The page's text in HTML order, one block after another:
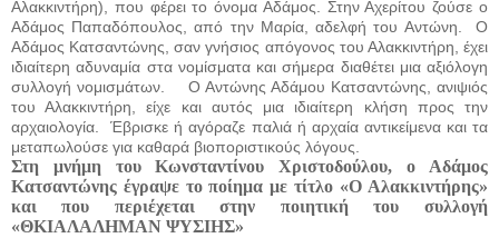
Αλακκιντήρη), που φέρει το όνομα Αδάμος. Στην Αχερίτου ζούσε ο
Αδάμος Παπαδόπουλος, από την Μαρία, αδελφή του Αντώνη.
Ο
Αδάμος Κατσαντώνης, σαν γνήσιος απόγονος του Αλακκιντήρη, έχει
ιδιαίτερη αδυναμία στα νομίσματα και σήμερα διαθέτει μια αξιόλογη
συλλογή νομισμάτων.
Ο Αντώνης Αδάμου Κατσαντώνης, ανιψιός
του Αλακκιντήρη, είχε και αυτός μια ιδιαίτερη κλήση προς την
αρχαιολογία.
Έβρισκε ή αγόραζε παλιά ή αρχαία αντικείμενα και τα
μεταπωλούσε για καθαρά βιοποριστικούς λόγους.
Στη μνήμη του Κωνσταντίνου Χριστοδούλου, ο Αδάμος
Κατσαντώνης έγραψε το ποίημα με τίτλο «Ο Αλακκιντήρης»
και που περιέχεται στην ποιητική του συλλογή
«ΘΚΙΑΛΑΛΗΜΑΝ ΨΥΣΙΗΣ»